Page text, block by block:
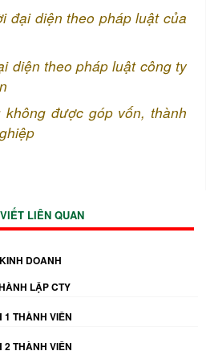
đại diện theo pháp luật của
diện theo pháp luật công ty
được góp vốn, thành
LIÊN QUAN
DOANH
LẬP CTY
1 THÀNH VIÊN
2 THÀNH VIÊN